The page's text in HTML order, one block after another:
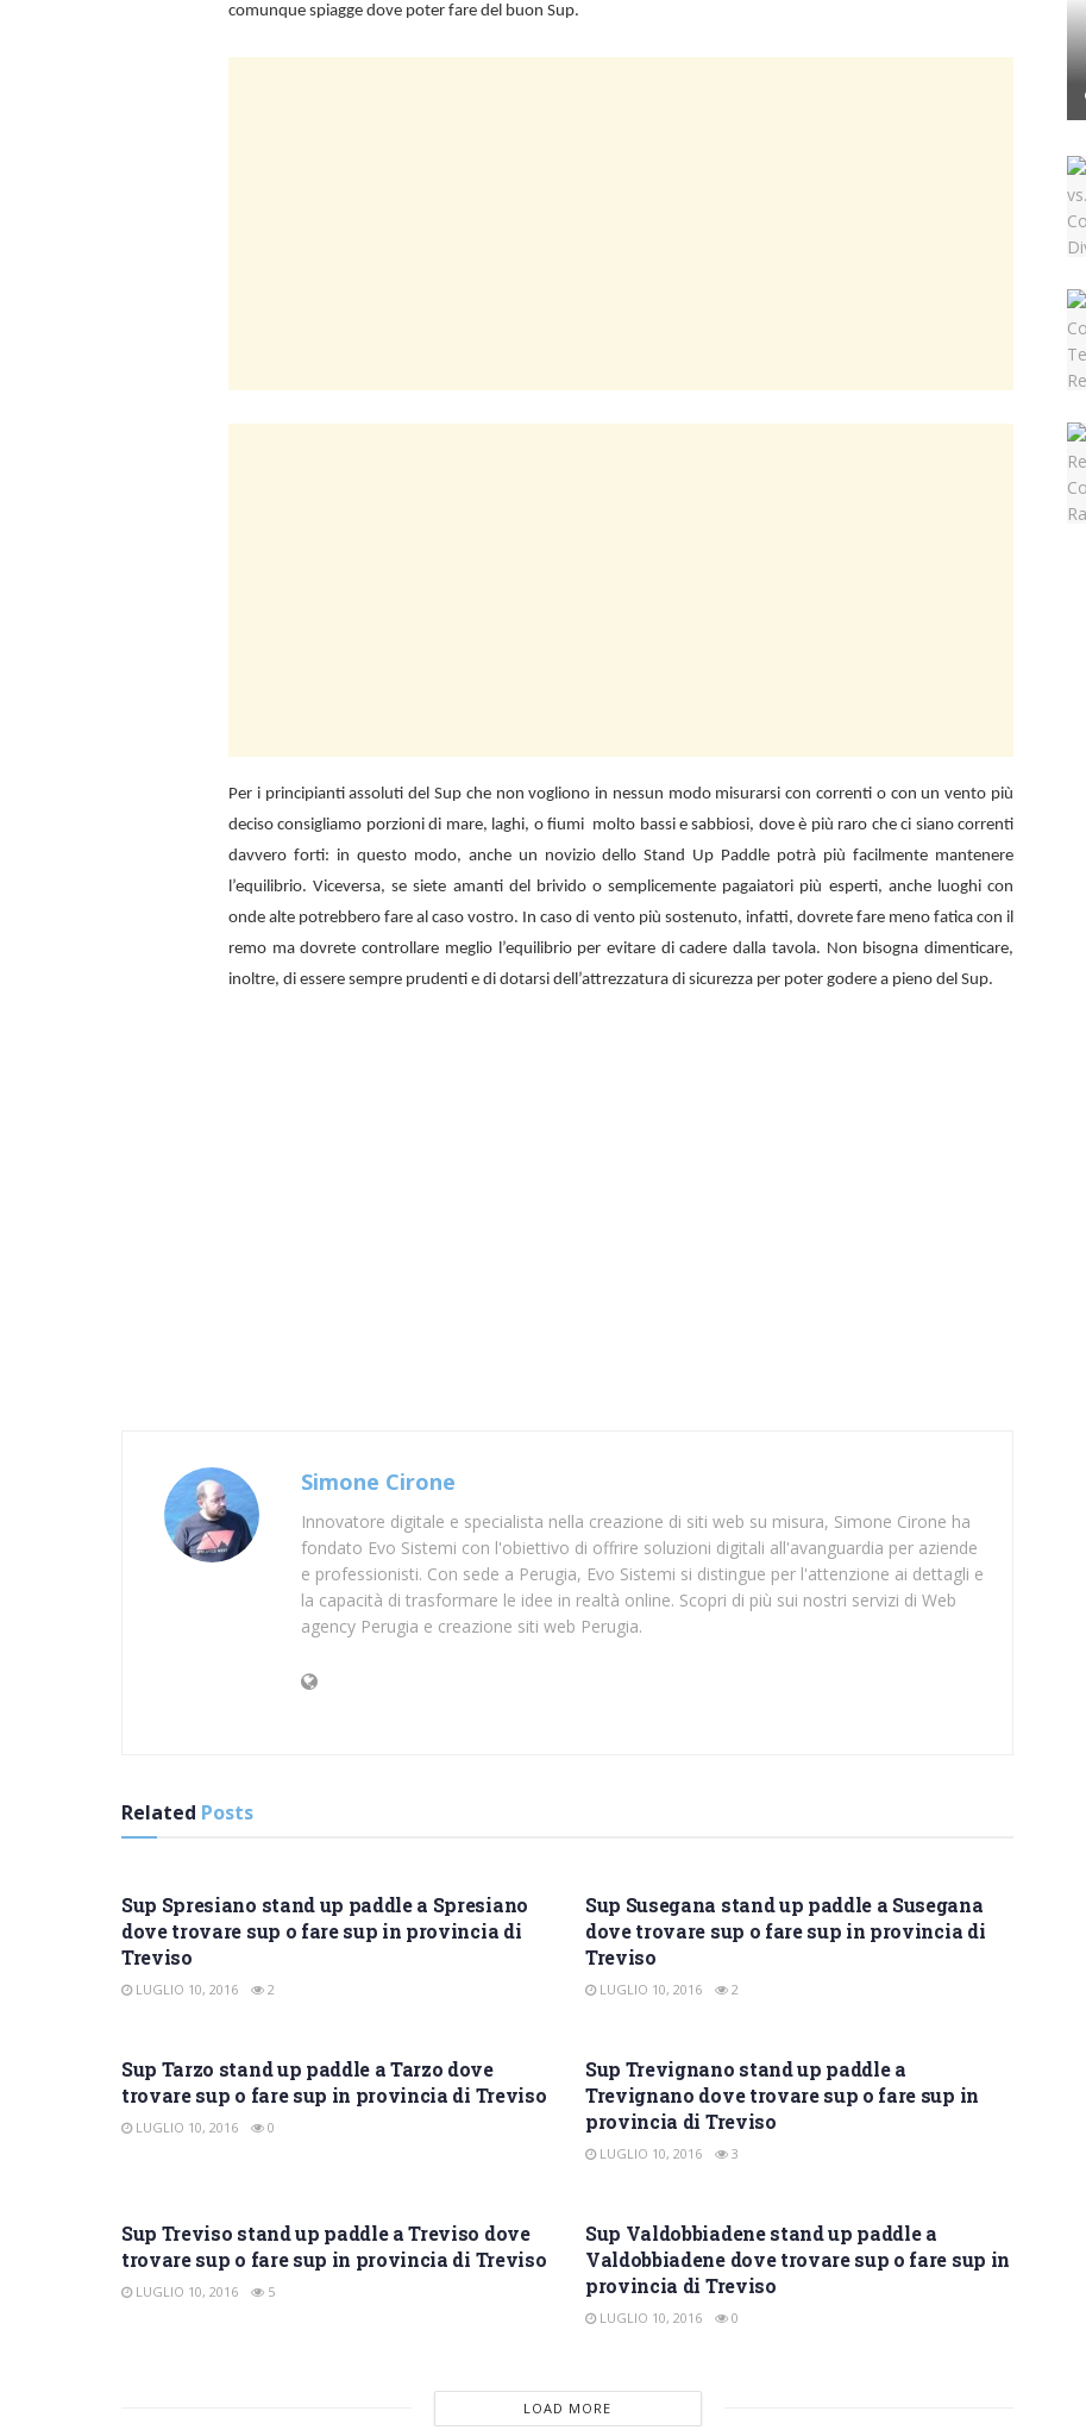
comunque spiagge dove poter fare del buon Sup.
Per i principianti assoluti del Sup che non vogliono in nessun modo misurarsi con correnti o con un vento più
deciso consigliamo porzioni di mare, laghi, o fiumi molto bassi e sabbiosi, dove è più raro che ci siano correnti
davvero forti: in questo modo, anche un novizio delloStand Up Paddle potrà più facilmente mantenere
l’equilibrio. Viceversa, se siete amanti del brivido o semplicemente pagaiatori più esperti, anche luoghi con
onde alte potrebbero fare al caso vostro. In caso di vento più sostenuto, infatti, dovrete fare meno fatica con il
remo ma dovrete controllare meglio l’equilibrio per evitare di cadere dalla tavola. Non bisogna dimenticare,
inoltre, di essere sempre prudenti e di dotarsi dell’attrezzatura di sicurezza per poter godere a pieno del Sup.
Simone Cirone
Innovatore digitale e specialista nella creazione di siti web su misura, Simone Cirone ha
fondato Evo Sistemi con l'obiettivo di offrire soluzioni digitali all'avanguardia per aziende
e professionisti. Con sede a Perugia, Evo Sistemi si distingue per l'attenzione ai dettagli e
la capacità di trasformare le idee in realtà online. Scopri di più sui nostri servizi di Web
agency Perugia e creazione siti web Perugia.
Related Posts
Sup Spresiano stand up paddle a Spresiano
dove trovare sup o fare sup in provincia di
Treviso
LUGLIO 10, 2016 2
Sup Susegana stand up paddle a Susegana
dove trovare sup o fare sup in provincia di
Treviso
LUGLIO 10, 2016 2
Sup Tarzo stand up paddle a Tarzo dove
trovare sup o fare sup in provincia di Treviso
LUGLIO 10, 2016 0
Sup Trevignano stand up paddle a
Trevignano dove trovare sup o fare sup in
provincia di Treviso
LUGLIO 10, 2016 3
Sup Treviso stand up paddle a Treviso dove
trovare sup o fare sup in provincia di Treviso
LUGLIO 10, 2016 5
Sup Valdobbiadene stand up paddle a
Valdobbiadene dove trovare sup o fare sup in
provincia di Treviso
LUGLIO 10, 2016 0
LOAD MORE